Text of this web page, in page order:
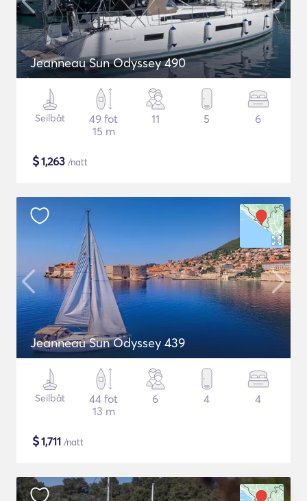
Jeanneau Sun Odyssey 490
Seilbåt
49 fot
15 m
11 5 6
$1,263 /natt
Jeanneau Sun Odyssey 439
Seilbåt
44 fot
13 m
6 4 4
$1,711 /natt